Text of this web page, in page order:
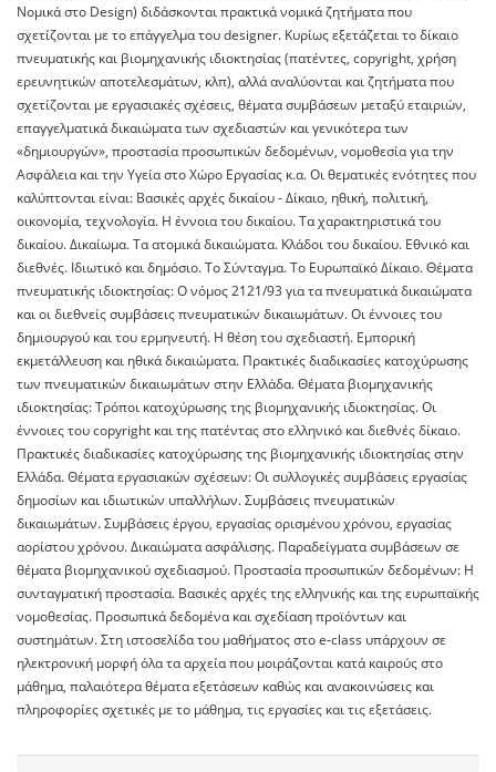
Νομικά στο Design) διδάσκονται πρακτικά νομικά ζητήματα που
σχετίζονται με το επάγγελμα του designer. Κυρίως εξετάζεται το δίκαιο
πνευματικής και βιομηχανικής ιδιοκτησίας (πατέντες, copyright, χρήση
ερευνητικών αποτελεσμάτων, κλπ), αλλά αναλύονται και ζητήματα που
σχετίζονται με εργασιακές σχέσεις, θέματα συμβάσεων μεταξύ εταιριών,
επαγγελματικά δικαιώματα των σχεδιαστών και γενικότερα των
«δημιουργών», προστασία προσωπικών δεδομένων, νομοθεσία για την
Ασφάλεια και την Υγεία στο Χώρο Εργασίας κ.α. Οι θεματικές ενότητες που
καλύπτονται είναι: Βασικές αρχές δικαίου - Δίκαιο, ηθική, πολιτική,
οικονομία, τεχνολογία. Η έννοια του δικαίου. Τα χαρακτηριστικά του
δικαίου. Δικαίωμα. Τα ατομικά δικαιώματα. Κλάδοι του δικαίου. Εθνικό και
διεθνές. Ιδιωτικό και δημόσιο. Το Σύνταγμα. Το Ευρωπαϊκό Δίκαιο. Θέματα
πνευματικής ιδιοκτησίας: Ο νόμος 2121/93 για τα πνευματικά δικαιώματα
και οι διεθνείς συμβάσεις πνευματικών δικαιωμάτων. Οι έννοιες του
δημιουργού και του ερμηνευτή. Η θέση του σχεδιαστή. Εμπορική
εκμετάλλευση και ηθικά δικαιώματα. Πρακτικές διαδικασίες κατοχύρωσης
των πνευματικών δικαιωμάτων στην Ελλάδα. Θέματα βιομηχανικής
ιδιοκτησίας: Τρόποι κατοχύρωσης της βιομηχανικής ιδιοκτησίας. Οι
έννοιες του copyright και της πατέντας στο ελληνικό και διεθνές δίκαιο.
Πρακτικές διαδικασίες κατοχύρωσης της βιομηχανικής ιδιοκτησίας στην
Ελλάδα. Θέματα εργασιακών σχέσεων: Οι συλλογικές συμβάσεις εργασίας
δημοσίων και ιδιωτικών υπαλλήλων. Συμβάσεις πνευματικών
δικαιωμάτων. Συμβάσεις έργου, εργασίας ορισμένου χρόνου, εργασίας
αορίστου χρόνου. Δικαιώματα ασφάλισης. Παραδείγματα συμβάσεων σε
θέματα βιομηχανικού σχεδιασμού. Προστασία προσωπικών δεδομένων: Η
συνταγματική προστασία. Βασικές αρχές της ελληνικής και της ευρωπαϊκής
νομοθεσίας. Προσωπικά δεδομένα και σχεδίαση προϊόντων και
συστημάτων. Στη ιστοσελίδα του μαθήματος στο e-class υπάρχουν σε
ηλεκτρονική μορφή όλα τα αρχεία που μοιράζονται κατά καιρούς στο
μάθημα, παλαιότερα θέματα εξετάσεων καθώς και ανακοινώσεις και
πληροφορίες σχετικές με το μάθημα, τις εργασίες και τις εξετάσεις.